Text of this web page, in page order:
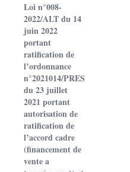
Loi n°008-
2022/ALT du 14
juin 2022
portant
ratification de
l’ordonnance
n°2021014/PRES
du 23 juillet
2021 portant
autorisation de
ratification de
l’accord cadre
(financement de
vente a